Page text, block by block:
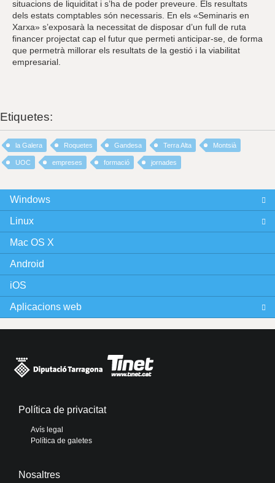
situacions de liquiditat i s’ha de poder preveure. Els resultats
dels estats comptables són necessaris. En els «Seminaris en
Xarxa» s’exposarà la necessitat de disposar d’un full de ruta
financer projectat cap el futur que permeti anticipar-se, de forma
que permetrà millorar els resultats de la gestió i la viabilitat
empresarial.
Etiquetes:
la Galera Roquetes Gandesa Terra Alta Montsià
UOC empreses formació jornades
Windows
Linux
Mac OS X
Android
iOS
Aplicacions web
Política de privacitat
Avís legal
Política de galetes
Nosaltres